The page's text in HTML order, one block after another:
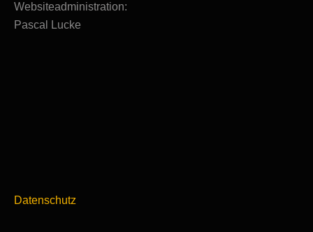
Websiteadministration:
Pascal Lucke
Datenschutz